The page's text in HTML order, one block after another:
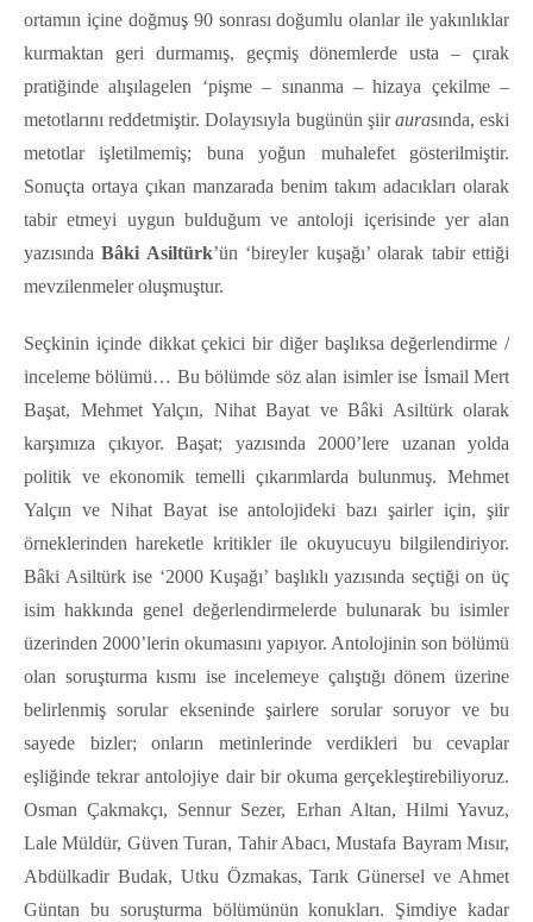
ortamın içine doğmuş 90 sonrası doğumlu olanlar ile yakınlıklar
kurmaktan geri durmamış, geçmiş dönemlerde usta – çırak
pratiğinde alışılagelen ‘pişme – sınanma – hizaya çekilme –
metotlarını reddetmiştir. Dolayısıyla bugünün şiiraurasında, eski
metotlar işletilmemiş; buna yoğun muhalefet gösterilmiştir.
Sonuçta ortaya çıkan manzarada benim takım adacıkları olarak
tabir etmeyi uygun bulduğum ve antoloji içerisinde yer alan
yazısındaBâki Asiltürk’ün ‘bireyler kuşağı’ olarak tabir ettiği
mevzilenmeler oluşmuştur.
Seçkinin içinde dikkat çekici bir diğer başlıksa değerlendirme /
inceleme bölümü… Bu bölümde söz alan isimler ise İsmail Mert
Başat, Mehmet Yalçın, Nihat Bayat ve Bâki Asiltürk olarak
karşımıza çıkıyor. Başat; yazısında 2000’lere uzanan yolda
politik ve ekonomik temelli çıkarımlarda bulunmuş. Mehmet
Yalçın ve Nihat Bayat ise antolojideki bazı şairler için, şiir
örneklerinden hareketle kritikler ile okuyucuyu bilgilendiriyor.
Bâki Asiltürk ise ‘2000 Kuşağı’ başlıklı yazısında seçtiği on üç
isim hakkında genel değerlendirmelerde bulunarak bu isimler
üzerinden 2000’lerin okumasını yapıyor. Antolojinin son bölümü
olan soruşturma kısmı ise incelemeye çalıştığı dönem üzerine
belirlenmiş sorular ekseninde şairlere sorular soruyor ve bu
sayede bizler; onların metinlerinde verdikleri bu cevaplar
eşliğinde tekrar antolojiye dair bir okuma gerçekleştirebiliyoruz.
Osman Çakmakçı, Sennur Sezer, Erhan Altan, Hilmi Yavuz,
Lale Müldür, Güven Turan, Tahir Abacı, Mustafa Bayram Mısır,
Abdülkadir Budak, Utku Özmakas, Tarık Günersel ve Ahmet
Güntan bu soruşturma bölümünün konukları. Şimdiye kadar